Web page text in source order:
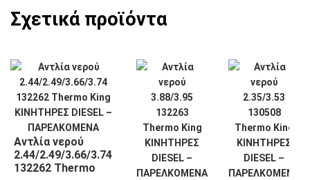
Σχετικά προϊόντα
Αντλία νερού
2.44/2.49/3.66/3.74
132262 Thermo